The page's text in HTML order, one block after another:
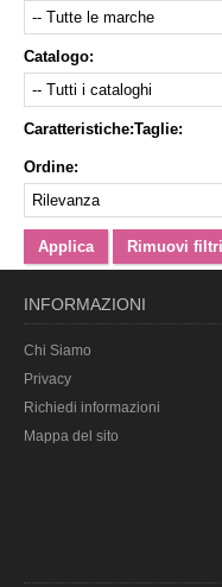
Catalogo:
Caratteristiche:Taglie:
Ordine:
INFORMAZIONI
Chi Siamo
Privacy
Richiedi informazioni
Mappa del sito